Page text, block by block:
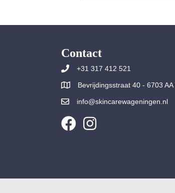
Contact
+31 317 412 521
Bevrijdingsstraat 40 - 6703 AA
info@skincarewageningen.nl